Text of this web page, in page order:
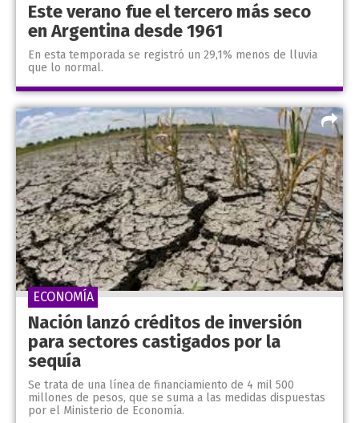
Este verano fue el tercero más seco
en Argentina desde 1961
En esta temporada se registró un 29,1% menos de lluvia
que lo normal.
Nación lanzó créditos de inversión
para sectores castigados por la
sequía
Se trata de una línea de financiamiento de 4 mil 500
millones de pesos, que se suma a las medidas dispuestas
por el Ministerio de Economía.
ECONOMÍA